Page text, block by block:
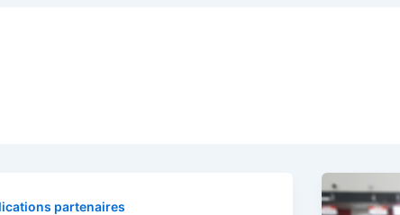
partenaires